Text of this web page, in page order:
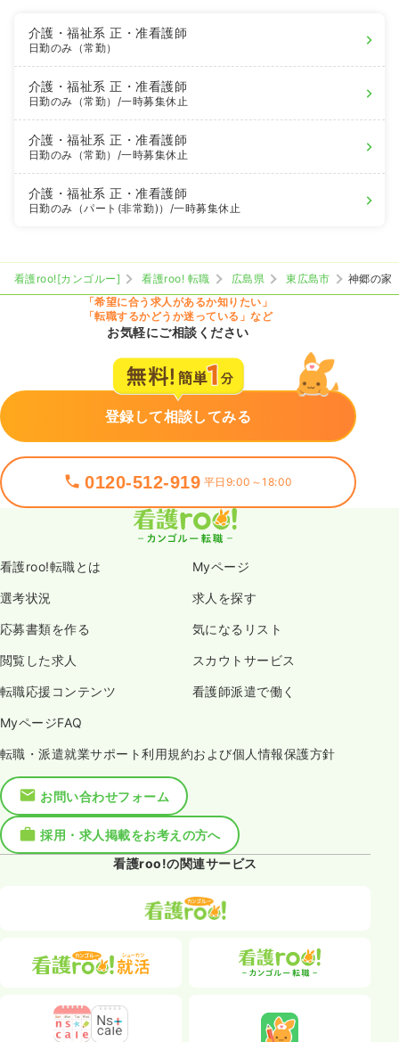
介護・福祉系正・准看護師
日勤のみ（常勤）
介護・福祉系正・准看護師
日勤のみ（常勤） /一時募集休止
介護・福祉系正・准看護師
日勤のみ（常勤） /一時募集休止
介護・福祉系正・准看護師
日勤のみ（パート(非常勤)） /一時募集休止
看護roo![カンゴルー] 看護roo! 転職 広島県 東広島市
神郷の家
「希望に合う求人があるか知りたい」
「転職するかどうか迷っている」など
お気軽にご相談ください
登録して相談してみる
0120-512-919 平日9:00～18:00
看護roo!転職とは Myページ
選考状況 求人を探す
応募書類を作る 気になるリスト
閲覧した求人 スカウトサービス
転職応援コンテンツ 看護師派遣で働く
MyページFAQ
転職・派遣就業サポート利用規約および個人情報保護方針
お問い合わせフォーム
採用・求人掲載をお考えの方へ
看護roo!の関連サービス